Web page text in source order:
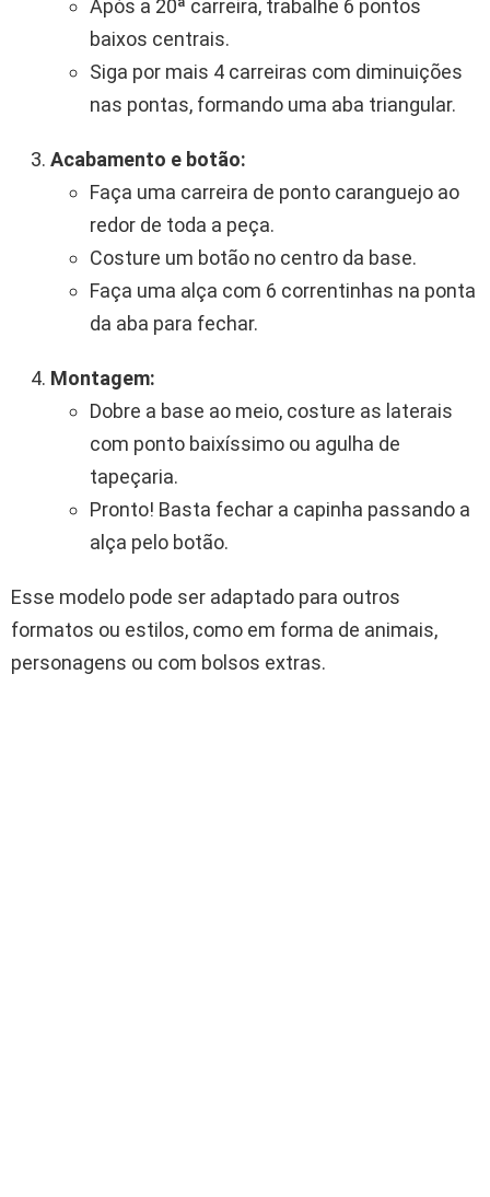
Após a 20ª carreira, trabalhe 6 pontos
baixos centrais.
Siga por mais 4 carreiras com diminuições
nas pontas, formando uma aba triangular.
Acabamento e botão:
Faça uma carreira de ponto caranguejo ao
redor de toda a peça.
Costure um botão no centro da base.
Faça uma alça com 6 correntinhas na ponta
da aba para fechar.
Montagem:
Dobre a base ao meio, costure as laterais
com ponto baixíssimo ou agulha de
tapeçaria.
Pronto! Basta fechar a capinha passando a
alça pelo botão.
Esse modelo pode ser adaptado para outros
formatos ou estilos, como em forma de animais,
personagens ou com bolsos extras.